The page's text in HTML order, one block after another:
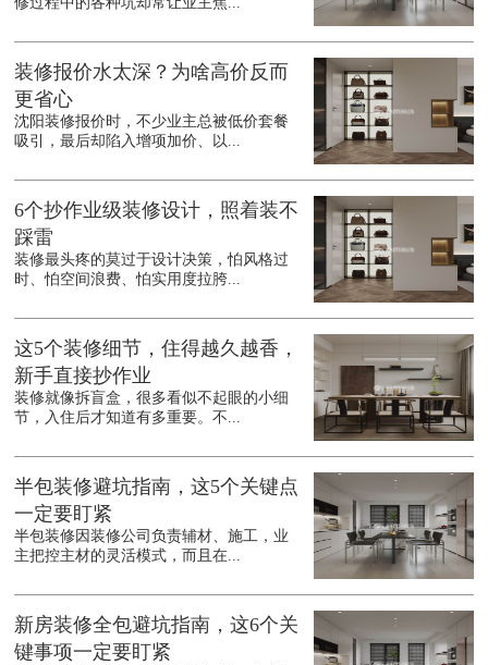
装修报价水太深？为啥高价反而
更省心
沈阳装修报价时，不少业主总被低价套餐
吸引，最后却陷入增项加价、以...
6个抄作业级装修设计，照着装不
踩雷
装修最头疼的莫过于设计决策，怕风格过
时、怕空间浪费、怕实用度拉胯...
这5个装修细节，住得越久越香，
新手直接抄作业
装修就像拆盲盒，很多看似不起眼的小细
节，入住后才知道有多重要。不...
半包装修避坑指南，这5个关键点
一定要盯紧
半包装修因装修公司负责辅材、施工，业
主把控主材的灵活模式，而且在...
新房装修全包避坑指南，这6个关
键事项一定要盯紧